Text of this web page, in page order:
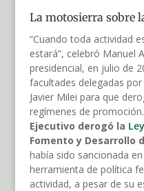
La motosierra sobre
“Cuando toda actividad
estará”, celebró Manuel
presidencial, en julio de
facultades delegadas
Javier Milei para que
regímenes de
Ejecutivo derogó la
Fomento y Desarrollo
había sido sancionada
herramienta de política
actividad, a pesar de su